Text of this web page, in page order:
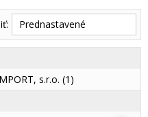
Prednastavené
s.r.o. (1)